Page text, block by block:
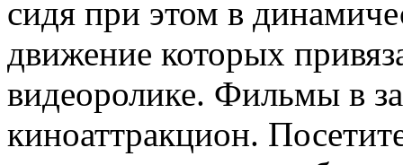
сидя при этом в
движение которых
видеоролике. Фильмы в
киноаттракцион.